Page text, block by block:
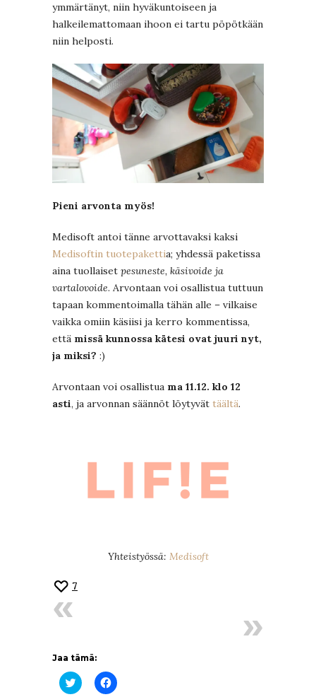
ymmärtänyt, niin hyväkuntoiseen ja
halkeilemattomaan ihoon ei tartu pöpötkään
niin helposti.
Pieni arvonta myös!
Medisoft antoi tänne arvottavaksi kaksi
Medisoftin tuotepakettia; yhdessä paketissa
aina tuollaiset pesuneste, käsivoide ja
vartalovoide. Arvontaan voi osallistua tuttuun
tapaan kommentoimalla tähän alle – vilkaise
vaikka omiin käsiisi ja kerro kommentissa,
että missä kunnossa kätesi ovat juuri nyt,
ja miksi? :)
Arvontaan voi osallistua ma 11.12. klo 12
asti, ja arvonnan säännöt löytyvät täältä.
Yhteistyössä: Medisoft
7
Jaa tämä:
Jaa
Twitterissä(Avautuu
Jaa
Facebookissa(Avautuu